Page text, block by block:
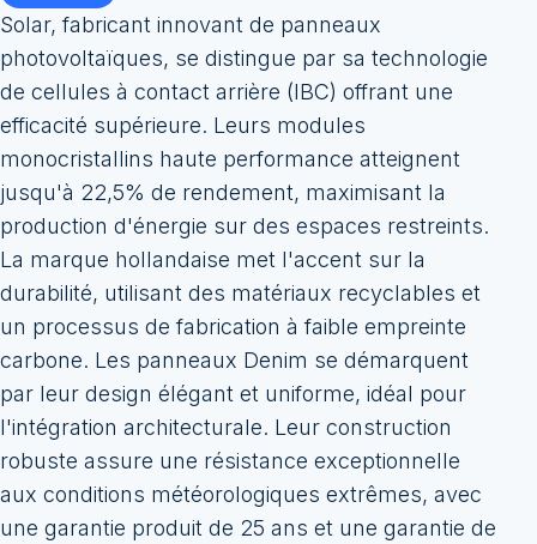
Solar, fabricant innovant de panneaux
photovoltaïques, se distingue par sa technologie
de cellules à contact arrière (IBC) offrant une
efficacité supérieure. Leurs modules
monocristallins haute performance atteignent
jusqu'à 22,5% de rendement, maximisant la
production d'énergie sur des espaces restreints.
La marque hollandaise met l'accent sur la
durabilité, utilisant des matériaux recyclables et
un processus de fabrication à faible empreinte
carbone. Les panneaux Denim se démarquent
par leur design élégant et uniforme, idéal pour
l'intégration architecturale. Leur construction
robuste assure une résistance exceptionnelle
aux conditions météorologiques extrêmes, avec
une garantie produit de 25 ans et une garantie de